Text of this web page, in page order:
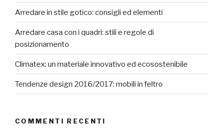
Arredare in stile gotico: consigli ed elementi
Arredare casa con i quadri: stili e regole di
posizionamento
Climatex: un materiale innovativo ed ecosostenibile
Tendenze design 2016/2017: mobili in feltro
COMMENTI RECENTI